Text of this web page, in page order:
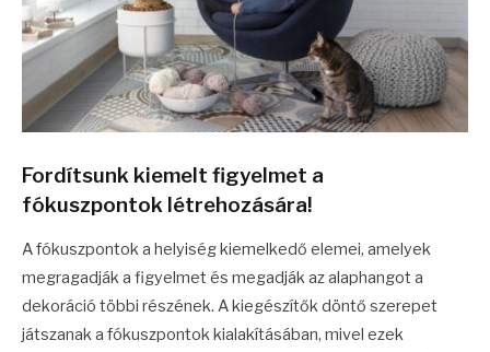
Fordítsunk kiemelt figyelmet a
fókuszpontok létrehozására!
A fókuszpontok a helyiség kiemelkedő elemei, amelyek
megragadják a figyelmet és megadják az alaphangot a
dekoráció többi részének. A kiegészítők döntő szerepet
játszanak a fókuszpontok kialakításában, mivel ezek